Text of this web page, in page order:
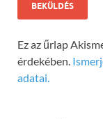
Ez az űrlap
érdekében.
adatai.